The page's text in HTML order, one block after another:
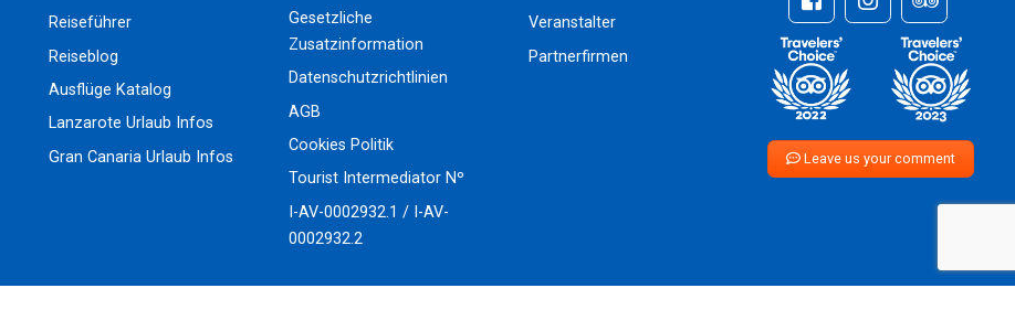
Reiseführer
Reiseblog
Ausflüge Katalog
Lanzarote Urlaub Infos
Gran Canaria Urlaub Infos
Gesetzliche
Zusatzinformation
Datenschutzrichtlinien
AGB
Cookies Politik
Tourist Intermediator Nº
I-AV-0002932.1 / I-AV-
0002932.2
Veranstalter
Partnerfirmen
Leave us your comment